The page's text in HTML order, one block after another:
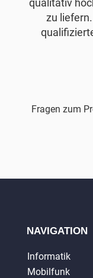
qualitativ
zu
Fragen zum
NAVIGATION
Informatik
Mobilfunk